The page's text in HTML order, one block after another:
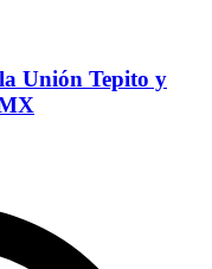
Unión Tepito y